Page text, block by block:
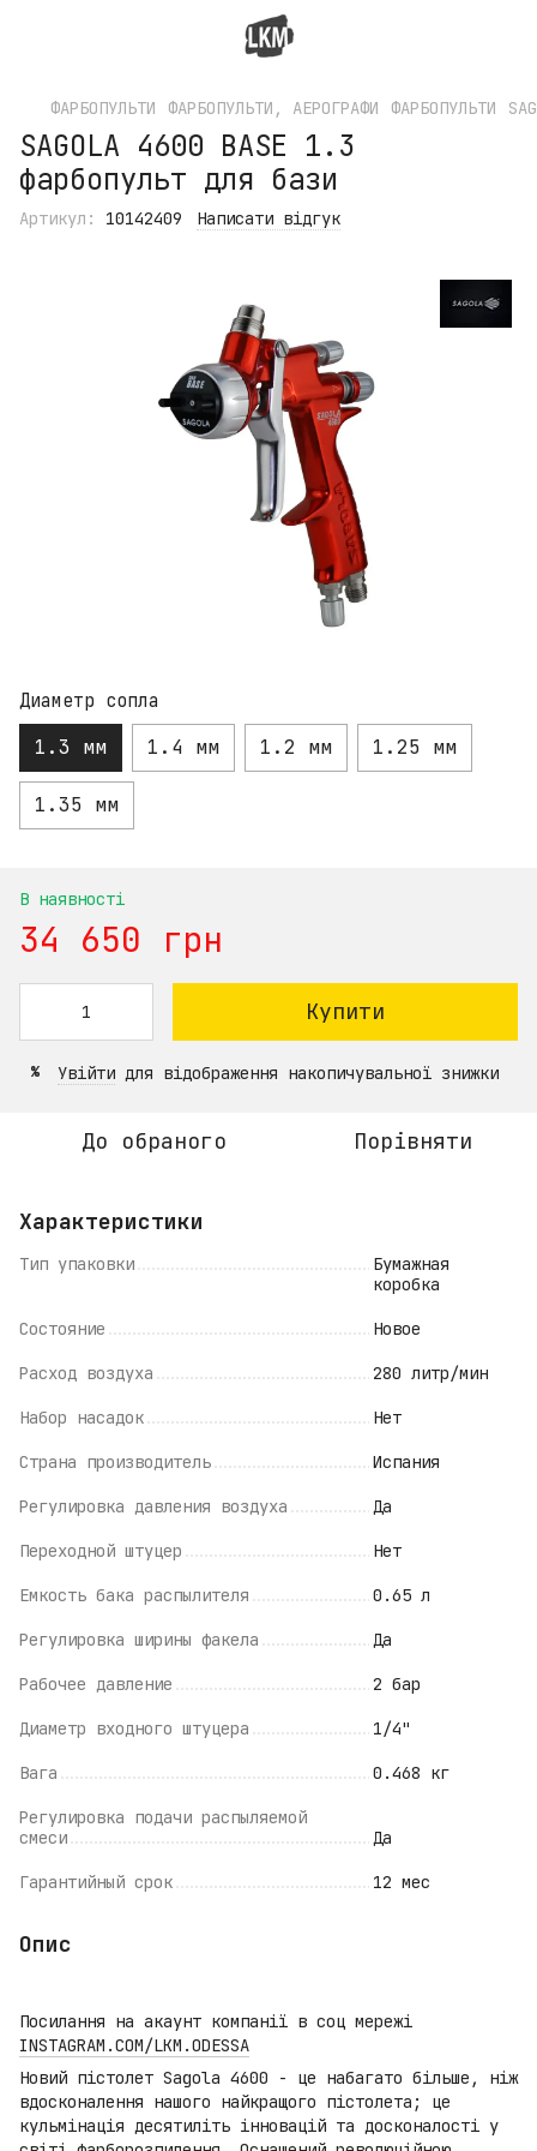
ФАРБОПУЛЬТИ ФАРБОПУЛЬТИ, АЕРОГРАФИ ФАРБОПУЛЬТИ
SAGOLA 4600 BASE 1.3
фарбопульт для бази
Артикул: 10142409 Написати відгук
Диаметр сопла
1.3 мм 1.4 мм 1.2 мм 1.25 мм
1.35 мм
В наявності
34 650 грн
Купити
% Увійти для відображення накопичувальної знижки
До обраного Порівняти
Характеристики
Тип упаковки
Бумажная
коробка
Состояние Новое
Расход воздуха 280 литр/мин
Набор насадок Нет
Страна производитель Испания
Регулировка давления воздуха Да
Переходной штуцер Нет
Емкость бака распылителя 0.65 л
Регулировка ширины факела Да
Рабочее давление 2 бар
Диаметр входного штуцера 1/4"
Вага 0.468 кг
Регулировка подачи распыляемой
смеси
Да
Гарантийный срок 12 мес
Опис
Посилання на акаунт компанії в соц мережі
INSTAGRAM.COM/LKM.ODESSA
Новий пістолет Sagola 4600 - це набагато більше, ніж
вдосконалення нашого найкращого пістолета; це
кульмінація десятиліть інновацій та досконалості у